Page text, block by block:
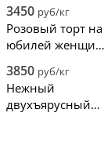
3450 руб/кг
Розовый торт на
юбилей женщине
3850 руб/кг
Нежный
двухъярусный